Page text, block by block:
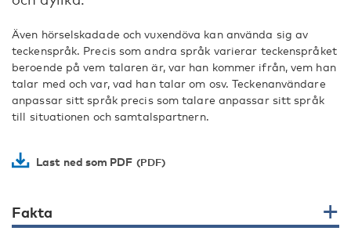
Även hörselskadade och vuxendöva kan använda sig av
teckenspråk. Precis som andra språk varierar teckenspråket
beroende på vem talaren är, var han kommer ifrån, vem han
talar med och var, vad han talar om osv. Teckenanvändare
anpassar sitt språk precis som talare anpassar sitt språk
till situationen och samtalspartnern.
Last ned som PDF
Fakta